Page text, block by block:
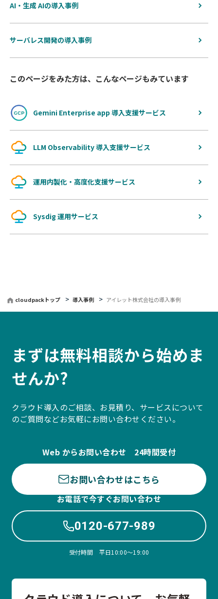
AI・生成 AIの導入事例
サーバレス開発の導入事例
このページをみた方は、こんなページもみています
Gemini Enterprise app 導入支援サービス
LLM Observability 導入支援サービス
運用内製化・高度化支援サービス
Sysdig 運用サービス
cloudpackトップ 導入事例 アイレット株式会社の導入事例
まずは無料相談から始めま
せんか?
クラウド導入のご相談、お見積り、サービスについて
のご質問などお気軽にお問い合わせください。
Web からお問い合わせ 24時間受付
お問い合わせはこちら
お電話で今すぐお問い合わせ
0120-677-989
受付時間 平日10:00〜19:00